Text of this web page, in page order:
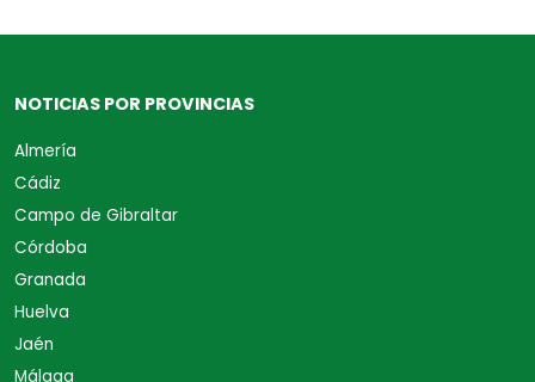
NOTICIAS POR PROVINCIAS
Almería
Cádiz
Campo de Gibraltar
Córdoba
Granada
Huelva
Jaén
Málaga